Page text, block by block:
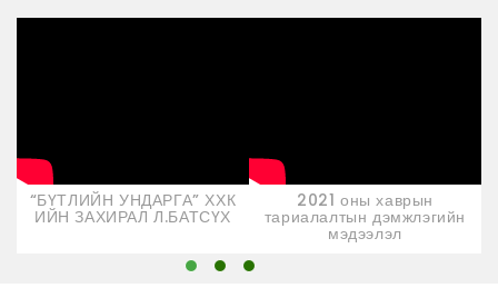
“БҮТЛИЙН УНДАРГА” ХХК
ИЙН ЗАХИРАЛ Л.БАТСҮХ
2021 оны хаврын
тариалалтын дэмжлэгийн
мэдээлэл